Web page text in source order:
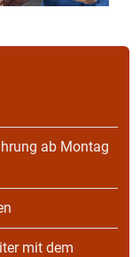
ab Montag
mit dem